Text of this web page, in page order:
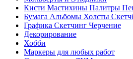
Кисти Мастихины Палитры
Бумага Альбомы Холсты
Графика Скетчинг Черчение
Декорирование
Хобби
Маркеры для любых работ